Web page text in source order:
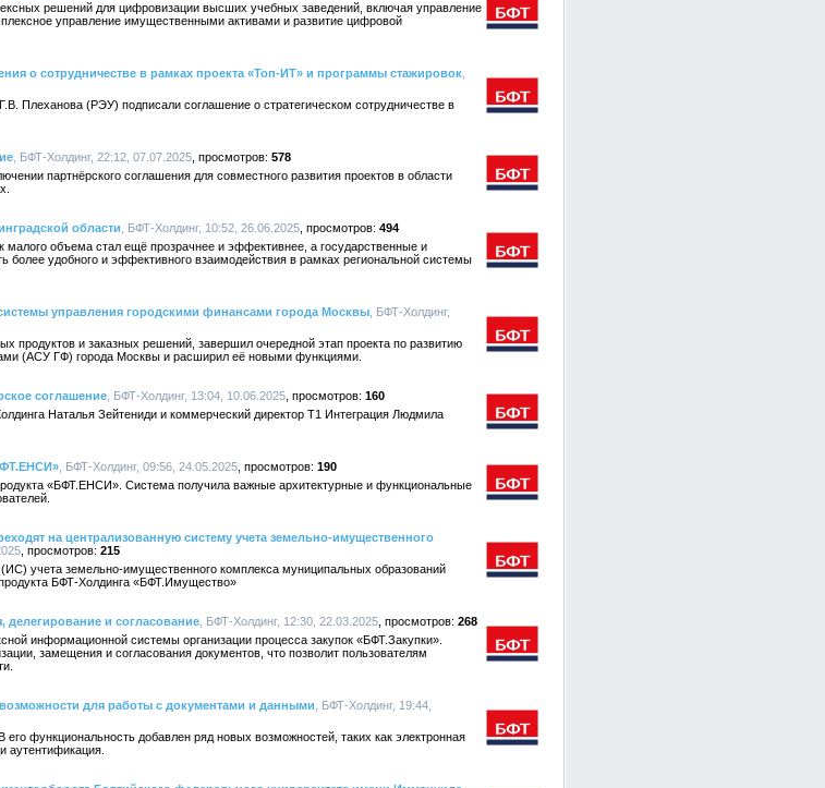
решений для цифровизации высших учебных заведений, включая управление
управление имущественными активами и развитие цифровой
о сотрудничестве в рамках проекта «Топ-ИТ» и программы стажировок
Плеханова (РЭУ) подписали соглашение о стратегическом сотрудничестве в
, БФТ-Холдинг, 22:12, 07.07.2025
578
партнёрского соглашения для совместного развития проектов в области
области , БФТ-Холдинг, 10:52, 26.06.2025
494
объема стал ещё прозрачнее и эффективнее, а государственные и
более удобного и эффективного взаимодействия в рамках региональной системы
управления городскими финансами города Москвы , БФТ-Холдинг,
продуктов и заказных решений, завершил очередной этап проекта по развитию
(АСУ ГФ) города Москвы и расширил её новыми функциями.
соглашение , БФТ-Холдинг, 13:04, 10.06.2025
160
Наталья Зейтениди и коммерческий директор Т1 Интеграция Людмила
, БФТ-Холдинг, 09:56, 24.05.2025
190
«БФТ.ЕНСИ». Система получила важные архитектурные и функциональные
на централизованную систему учета земельно-имущественного
215
учета земельно-имущественного комплекса муниципальных образований
БФТ-Холдинга «БФТ.Имущество»
и согласование , БФТ-Холдинг, 12:30, 22.03.2025
268
информационной системы организации процесса закупок «БФТ.Закупки».
замещения и согласования документов, что позволит пользователям
для работы с документами и данными , БФТ-Холдинг, 19:44,
функциональность добавлен ряд новых возможностей, таких как электронная
аутентификация.